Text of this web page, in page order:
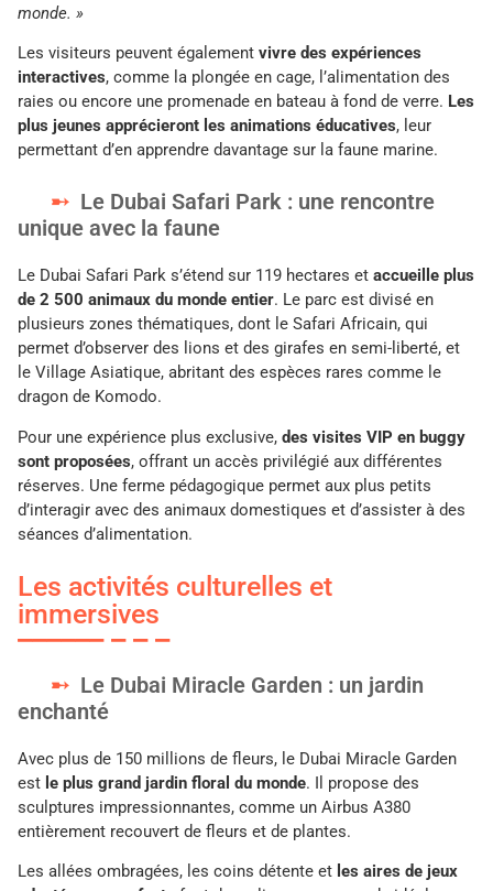
monde. »
Les visiteurs peuvent également vivre des expériences
interactives, comme la plongée en cage, l’alimentation des
raies ou encore une promenade en bateau à fond de verre. Les
plus jeunes apprécieront les animations éducatives, leur
permettant d’en apprendre davantage sur la faune marine.
Le Dubai Safari Park : une rencontre
unique avec la faune
Le Dubai Safari Park s’étend sur 119 hectares et accueille plus
de 2 500 animaux du monde entier. Le parc est divisé en
plusieurs zones thématiques, dont le Safari Africain, qui
permet d’observer des lions et des girafes en semi-liberté, et
le Village Asiatique, abritant des espèces rares comme le
dragon de Komodo.
Pour une expérience plus exclusive, des visites VIP en buggy
sont proposées, offrant un accès privilégié aux différentes
réserves. Une ferme pédagogique permet aux plus petits
d’interagir avec des animaux domestiques et d’assister à des
séances d’alimentation.
Les activités culturelles et
immersives
Le Dubai Miracle Garden : un jardin
enchanté
Avec plus de 150 millions de fleurs, le Dubai Miracle Garden
est le plus grand jardin floral du monde. Il propose des
sculptures impressionnantes, comme un Airbus A380
entièrement recouvert de fleurs et de plantes.
Les allées ombragées, les coins détente et les aires de jeux